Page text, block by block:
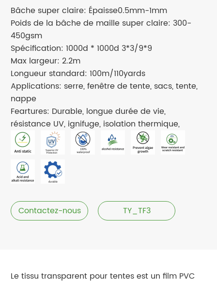
Bâche super claire: Épaisse0.5mm-1mm
Poids de la bâche de maille super claire: 300-
450gsm
Spécification: 1000d * 1000d 3*3/9*9
Max largeur: 2.2m
Longueur standard: 100m/110yards
Applications: serre, fenêtre de tente, sacs, tente,
nappe
Feartures: Durable, longue durée de vie,
résistance UV, ignifuge, isolation thermique,
Contactez-nous TY_TF3
Le tissu transparent pour tentes est un film PVC